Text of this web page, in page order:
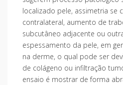
localizado pele, assimetria se
contralateral, aumento de
subcutâneo adjacente ou
espessamento da pele, em
na derme, o qual pode ser
de colágeno ou infiltração
ensaio é mostrar de forma